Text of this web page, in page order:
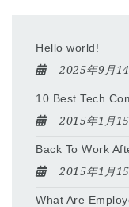
Hello world!
2025年9月
10 Best Tech
2015年1月
Back To Work
2015年1月
What Are